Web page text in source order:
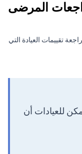
المرضى
تقييمات العيادة التي
للعيادات أن